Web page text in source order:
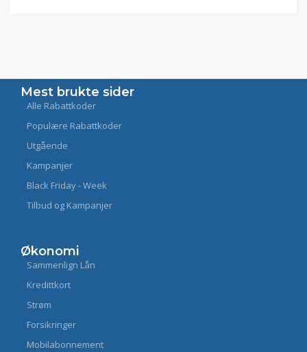
Mest brukte sider
Alle Rabattkoder
Populære Rabattkoder
Utgående
Kampanjer
Black Friday - Week
Tilbud og Kampanjer
Økonomi
Sammenlign Lån
Kredittkort
Strøm
Forsikringer
Mobilabonnement